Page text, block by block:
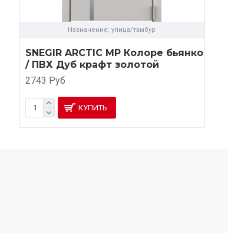
Назначение: улица/тамбур
SNEGIR ARCTIC MP Колоре бьянко
/ ПВХ Дуб крафт золотой
2743 Руб
КУПИТЬ